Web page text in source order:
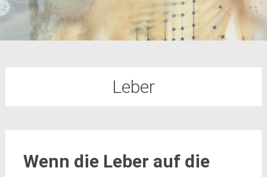
Leber
Wenn die Leber auf die